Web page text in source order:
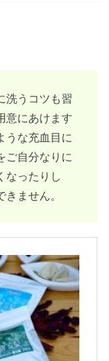
洗うコツも習
意にあけます
うな充血目に
ご自分なりに
ったりし
ません。